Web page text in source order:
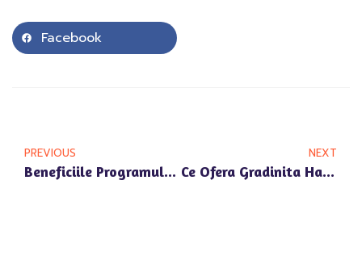
Facebook
PREVIOUS
Beneficiile Programului Prelungit La Gradinita Happy Univers Din Zona Pipera Plaza
NEXT
Ce Ofera Gradinita Happy Univers Cu Predare In Limba Engleza Din Pipera Voluntari